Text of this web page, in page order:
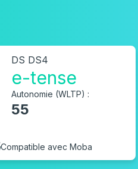
DS DS4
e-tense
Autonomie (WLTP) :
55
Compatible avec Moba